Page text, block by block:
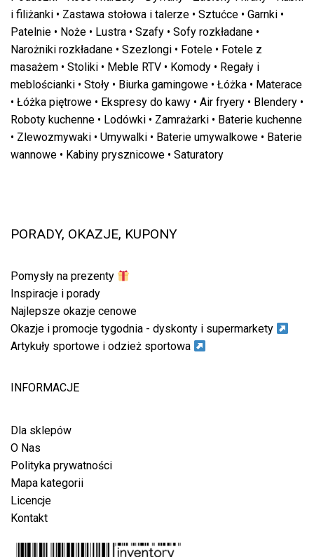
i filiżanki • Zastawa stołowa i talerze • Sztućce • Garnki •
Patelnie • Noże • Lustra • Szafy • Sofy rozkładane •
Narożniki rozkładane • Szezlongi • Fotele • Fotele z
masażem • Stoliki • Meble RTV • Komody • Regały i
meblościanki • Stoły • Biurka gamingowe • Łóżka • Materace
• Łóżka piętrowe • Ekspresy do kawy • Air fryery • Blendery •
Roboty kuchenne • Lodówki • Zamrażarki • Baterie kuchenne
• Zlewozmywaki • Umywalki • Baterie umywalkowe • Baterie
wannowe • Kabiny prysznicowe • Saturatory
PORADY, OKAZJE, KUPONY
Pomysły na prezenty
Inspiracje i porady
Najlepsze okazje cenowe
Okazje i promocje tygodnia - dyskonty i supermarkety
Artykuły sportowe i odzież sportowa
INFORMACJE
Dla sklepów
O Nas
Polityka prywatności
Mapa kategorii
Licencje
Kontakt